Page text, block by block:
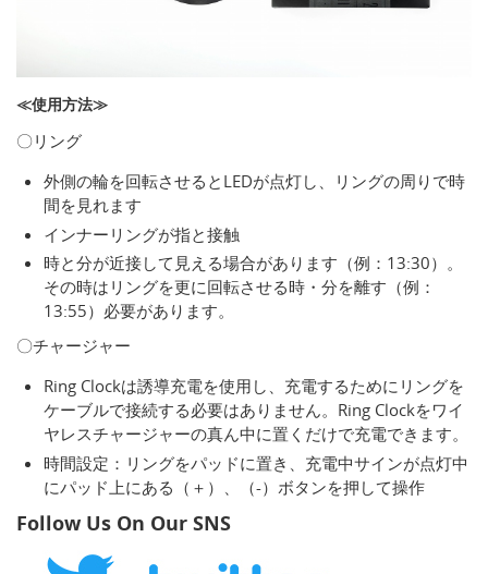
≪使用方法≫
〇リング
外側の輪を回転させるとLEDが点灯し、リングの周りで時
間を見れます
インナーリングが指と接触
時と分が近接して見える場合があります（例：13:30）。
その時はリングを更に回転させる時・分を離す（例：
13:55）必要があります。
〇チャージャー
Ring Clockは誘導充電を使用し、充電するためにリングを
ケーブルで接続する必要はありません。Ring Clockをワイ
ヤレスチャージャーの真ん中に置くだけで充電できます。
時間設定：リングをパッドに置き、充電中サインが点灯中
にパッド上にある（＋）、（-）ボタンを押して操作
Follow Us On Our SNS